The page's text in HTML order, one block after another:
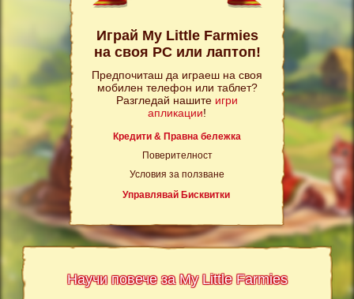
Играй My Little Farmies
на своя PC или лаптоп!
Предпочиташ да играеш на своя
мобилен телефон или таблет?
Разгледай нашите игри
апликации!
Кредити & Правна бележка
Поверителност
Условия за ползване
Управлявай Бисквитки
Научи повече за My Little Farmies